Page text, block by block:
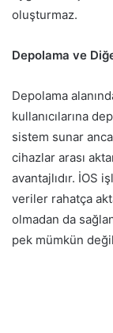
oluşturmaz.
Depolama ve
Depolama
kullanıcılarına
sistem sunar
cihazlar arası
avantajlıdır. İOS
veriler rahatça
olmadan da
pek mümkün